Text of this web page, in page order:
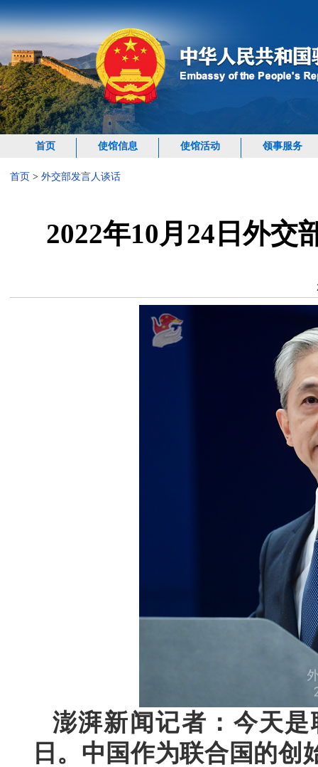
首页 使馆信息 使馆活动 领事服务
首页 > 外交部发言人谈话
2022年10月24日外交
澎湃新闻记者：今天
日。中国作为联合国的创